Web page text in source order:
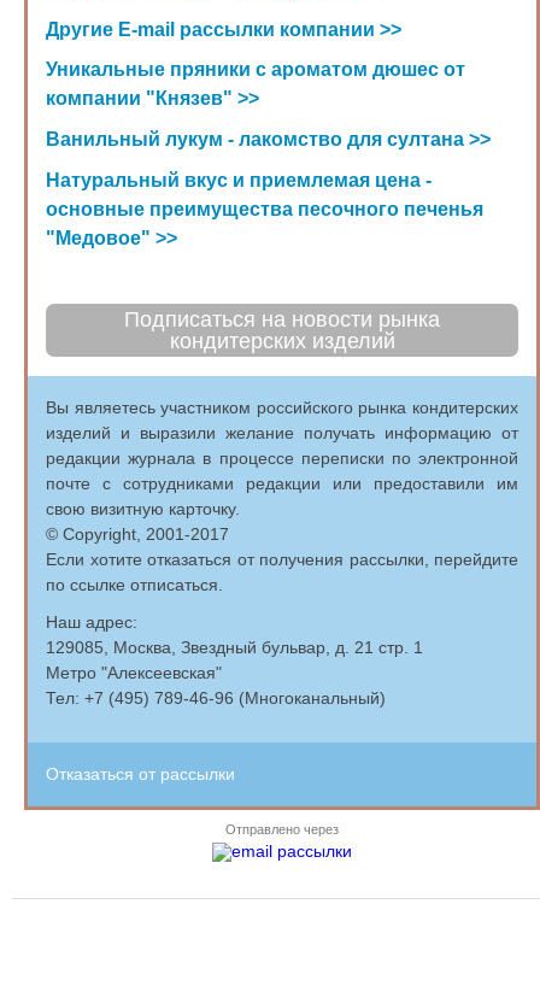
Другие E-mail рассылки компании >>
Уникальные пряники с ароматом дюшес от
компании "Князев" >>
Ванильный лукум - лакомство для султана >>
Натуральный вкус и приемлемая цена -
основные преимущества песочного печенья
"Медовое" >>
Подписаться на новости рынка
кондитерских изделий
Вы являетесь участником российского рынка кондитерских
изделий и выразили желание получать информацию от
редакции журнала в процессе переписки по электронной
почте с сотрудниками редакции или предоставили им
свою визитную карточку.
© Copyright, 2001-2017
Если хотите отказаться от получения рассылки, перейдите
по ссылке отписаться.
Наш адрес:
129085, Москва, Звездный бульвар, д. 21 стр. 1
Метро "Алексеевская"
Тел: +7 (495) 789-46-96 (Многоканальный)
Отказаться от рассылки
Отправлено через